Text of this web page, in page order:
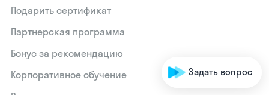
Подарить сертификат
Партнерская программа
Бонус за рекомендацию
Корпоративное обучение
Задать вопрос